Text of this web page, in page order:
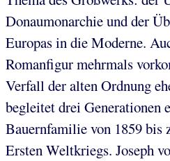
Donaumonarchie und der
Europas in die Moderne.
Romanfigur mehrmals
Verfall der alten Ordnung
begleitet drei Generationen
Bauernfamilie von 1859 bis
Ersten Weltkriegs. Joseph